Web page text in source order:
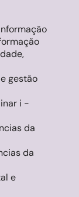
gestão
i -
da
da
e